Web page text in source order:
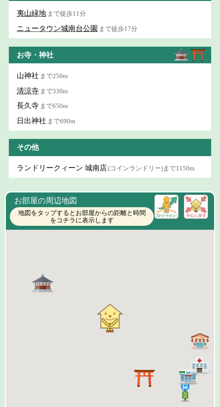
夷山緑地 まで徒歩11分
ニュータウン城南台公園 まで徒歩17分
お寺・神社
山神社 まで250m
清涼寺 まで330m
長久寺 まで650m
日出神社 まで690m
その他
ランドリークィーン 城南店(コインランドリー)まで1150m
お部屋の周辺地図
地図をタップするとお部屋からの距離と時間
をコチラに表示します